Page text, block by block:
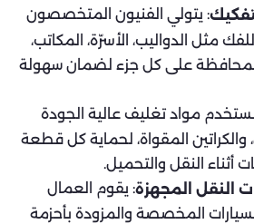
: يتولي الفنيون المتخصصون
مثل الدواليب، الأسرّة، المكاتب،
المحافظة على كل جزء لضمان سهولة
مواد تغليف عالية الجودة
والكراتين المقواة، لحماية كل قطعة
النقل والتحميل.
النقل المجهزة: يقوم العمال
المخصصة والمزودة بأحزمة